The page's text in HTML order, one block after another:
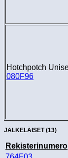
Hotchpotch
080F96
JÄLKELÄISET (13)
Rekisterinumero